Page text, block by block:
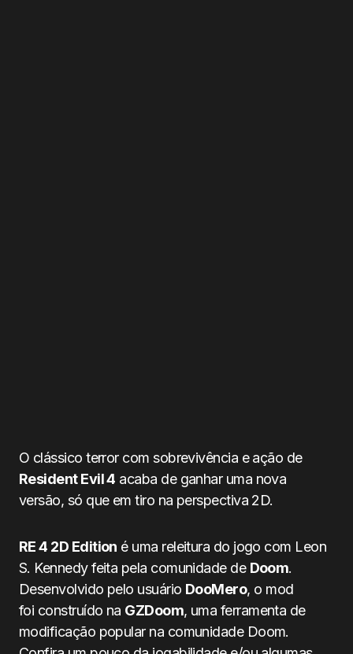
O clássico terror com sobrevivência e ação de
Resident Evil 4 acaba de ganhar uma nova
versão, só que em tiro na perspectiva 2D.
RE 4 2D Edition é uma releitura do jogo com Leon
S. Kennedy feita pela comunidade de Doom.
Desenvolvido pelo usuário DooMero, o mod
foi construído na GZDoom, uma ferramenta de
modificação popular na comunidade Doom.